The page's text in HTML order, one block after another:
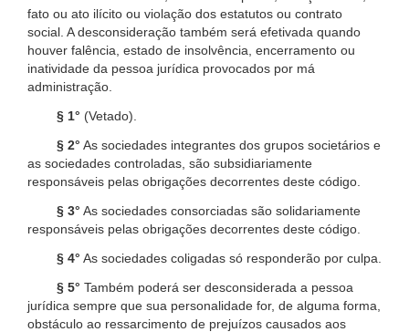
fato ou ato ilícito ou violação dos estatutos ou contrato
social. A desconsideração também será efetivada quando
houver falência, estado de insolvência, encerramento ou
inatividade da pessoa jurídica provocados por má
administração.
§ 1° (Vetado).
§ 2° As sociedades integrantes dos grupos societários e
as sociedades controladas, são subsidiariamente
responsáveis pelas obrigações decorrentes deste código.
§ 3° As sociedades consorciadas são solidariamente
responsáveis pelas obrigações decorrentes deste código.
§ 4° As sociedades coligadas só responderão por culpa.
§ 5° Também poderá ser desconsiderada a pessoa
jurídica sempre que sua personalidade for, de alguma forma,
obstáculo ao ressarcimento de prejuízos causados aos